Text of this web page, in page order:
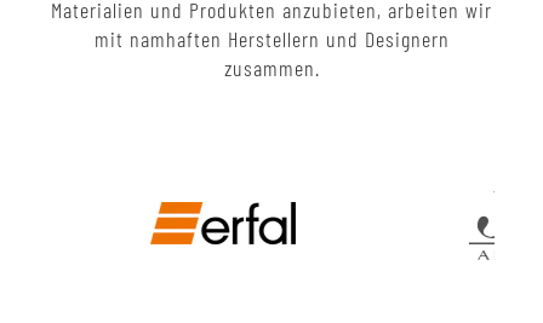
Materialien und Produkten anzubieten, arbeiten wir
mit namhaften Herstellern und Designern
zusammen.